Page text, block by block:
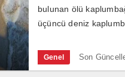
bulunan ölü
üçüncü deniz
Genel Son